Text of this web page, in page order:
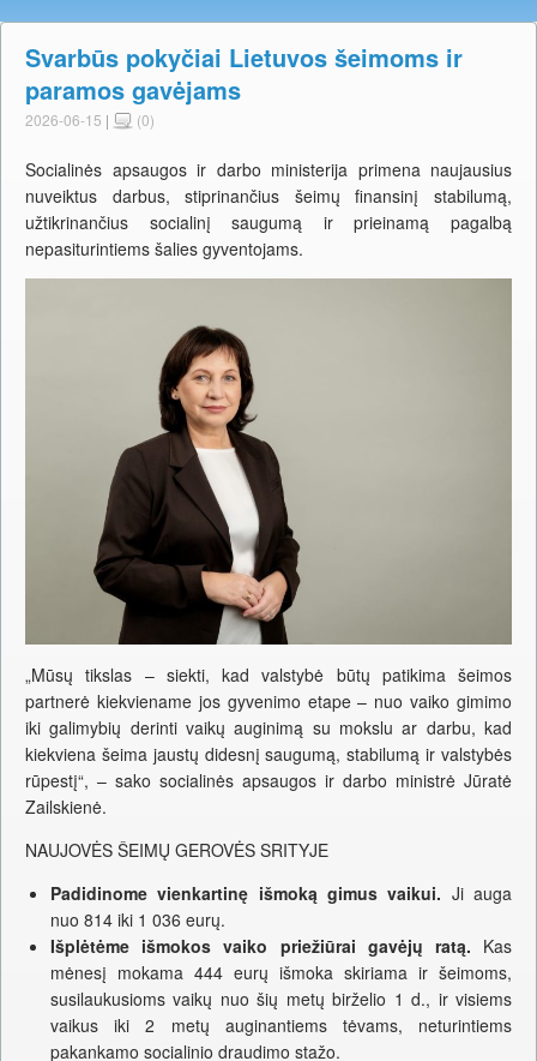
Svarbūs pokyčiai Lietuvos šeimoms ir
paramos gavėjams
2026-06-15 | (0)
Socialinės apsaugos ir darbo ministerija primena naujausius
nuveiktus darbus, stiprinančius šeimų finansinį stabilumą,
užtikrinančius socialinį saugumą ir prieinamą pagalbą
nepasiturintiems šalies gyventojams.
„Mūsų tikslas – siekti, kad valstybė būtų patikima šeimos
partnerė kiekviename jos gyvenimo etape – nuo vaiko gimimo
iki galimybių derinti vaikų auginimą su mokslu ar darbu, kad
kiekviena šeima jaustų didesnį saugumą, stabilumą ir valstybės
rūpestį“, – sako socialinės apsaugos ir darbo ministrė Jūratė
Zailskienė.
NAUJOVĖS ŠEIMŲ GEROVĖS SRITYJE
Padidinome vienkartinę išmoką gimus vaikui. Ji auga
nuo 814 iki 1 036 eurų.
Išplėtėme išmokos vaiko priežiūrai gavėjų ratą. Kas
mėnesį mokama 444 eurų išmoka skiriama ir šeimoms,
susilaukusioms vaikų nuo šių metų birželio 1 d., ir visiems
vaikus iki 2 metų auginantiems tėvams, neturintiems
pakankamo socialinio draudimo stažo.